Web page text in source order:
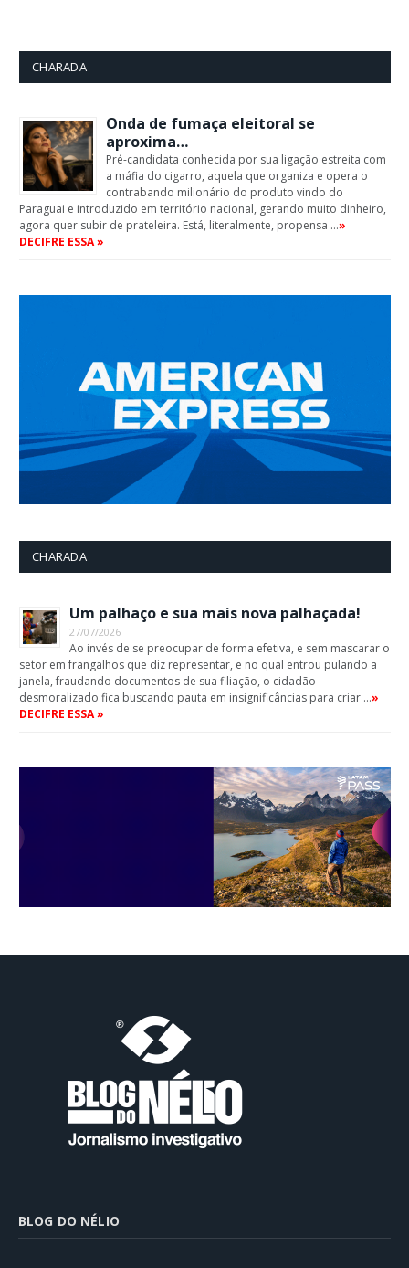
CHARADA
Onda de fumaça eleitoral se
aproxima…
Pré-candidata conhecida por sua ligação estreita com
a máfia do cigarro, aquela que organiza e opera o
contrabando milionário do produto vindo do
Paraguai e introduzido em território nacional, gerando muito dinheiro,
agora quer subir de prateleira. Está, literalmente, propensa …»
DECIFRE ESSA »
CHARADA
Um palhaço e sua mais nova palhaçada!
27/07/2026
Ao invés de se preocupar de forma efetiva, e sem mascarar o
setor em frangalhos que diz representar, e no qual entrou pulando a
janela, fraudando documentos de sua filiação, o cidadão
desmoralizado fica buscando pauta em insignificâncias para criar …»
DECIFRE ESSA »
BLOG DO NÉLIO